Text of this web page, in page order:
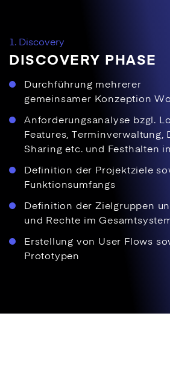
1. Discovery
DISCOVERY PHASE
Durchführung mehrerer
gemeinsamer Konzeption
Anforderungsanalyse bzgl.
Features, Terminverwaltung,
Sharing etc. und Festhalten
Definition der Projektziele
Funktionsumfangs
Definition der Zielgruppen
und Rechte im
Erstellung von User Flows
Prototypen